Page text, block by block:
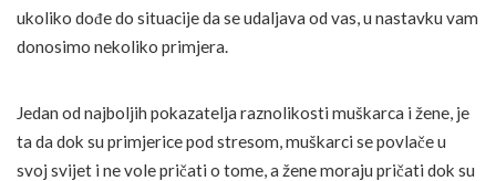
ukoliko dođe do situacije da se udaljava od vas, u nastavku vam
donosimo nekoliko primjera.
Jedan od najboljih pokazatelja raznolikosti muškarca i žene, je
ta da dok su primjerice pod stresom, muškarci se povlače u
svoj svijet i ne vole pričati o tome, a žene moraju pričati dok su